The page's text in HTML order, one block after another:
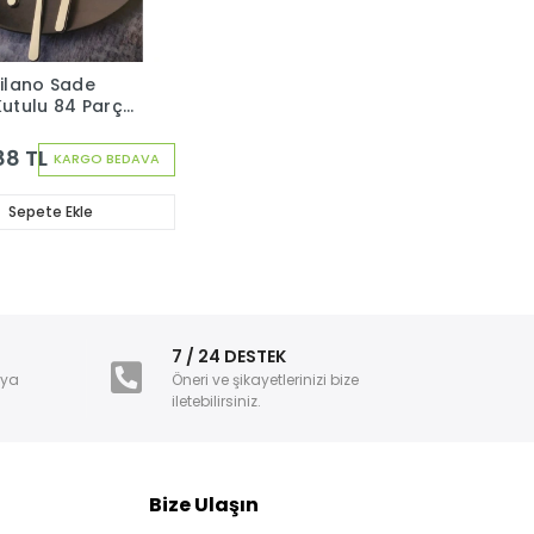
KARGO BEDAVA
Sade
84 Parça
TL
Sepete Ekle
7 / 24 DESTEK
Öneri ve şikayetlerinizi bize
iletebilirsiniz.
Bize Ulaşın